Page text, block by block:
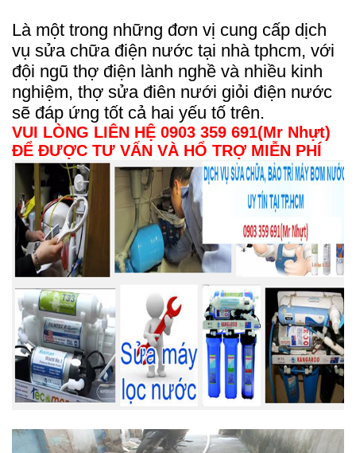
Là một trong những đơn vị cung cấp dịch
vụ sửa chữa điện nước tại nhà tphcm, với
đội ngũ thợ điện lành nghề và nhiều kinh
nghiệm, thợ sửa điên nưới giỏi điện nước
sẽ đáp ứng tốt cả hai yếu tố trên.
VUI LÒNG LIÊN HỆ 0903 359 691(Mr Nhựt)
ĐỂ ĐƯỢC TƯ VẤN VÀ HỔ TRỢ MIỄN PHÍ